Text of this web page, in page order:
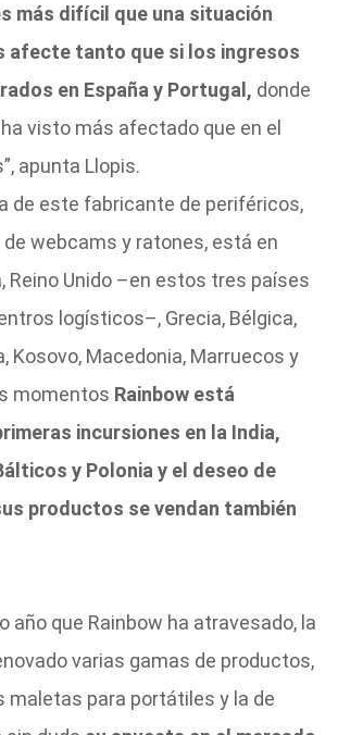
más difícil que una situación
afecte tanto que si los ingresos
en España y Portugal, donde
visto más afectado que en el
apunta Llopis.
de este fabricante de periféricos,
webcams y ratones, está en
Reino Unido –en estos tres países
logísticos–, Grecia, Bélgica,
Kosovo, Macedonia, Marruecos y
momentos Rainbow está
incursiones en la India,
y Polonia y el deseo de
productos se vendan también
año que Rainbow ha atravesado, la
varias gamas de productos,
maletas para portátiles y la de